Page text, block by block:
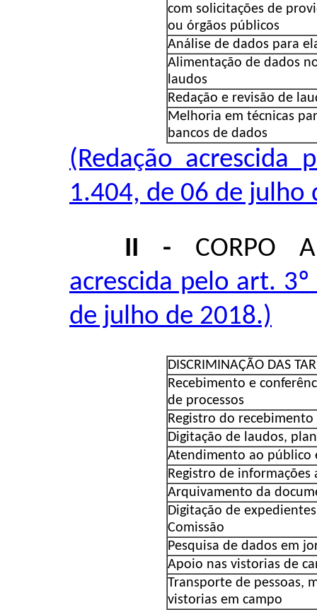
com solicitações de
ou órgãos públicos
Análise de dados para
Alimentação de dados
laudos
Redação e revisão de
Melhoria em técnicas
bancos de dados
(Redação
1.404, de 06 de julho
II - CORPO
acrescida pelo art.
de julho de 2018.)
DISCRIMINAÇÃO DAS
Recebimento e
de processos
Registro do
Digitação de laudos,
Atendimento ao público
Registro de
Arquivamento da
Digitação de
Comissão
Pesquisa de dados em
Apoio nas vistorias de
Transporte de pessoas,
vistorias em campo